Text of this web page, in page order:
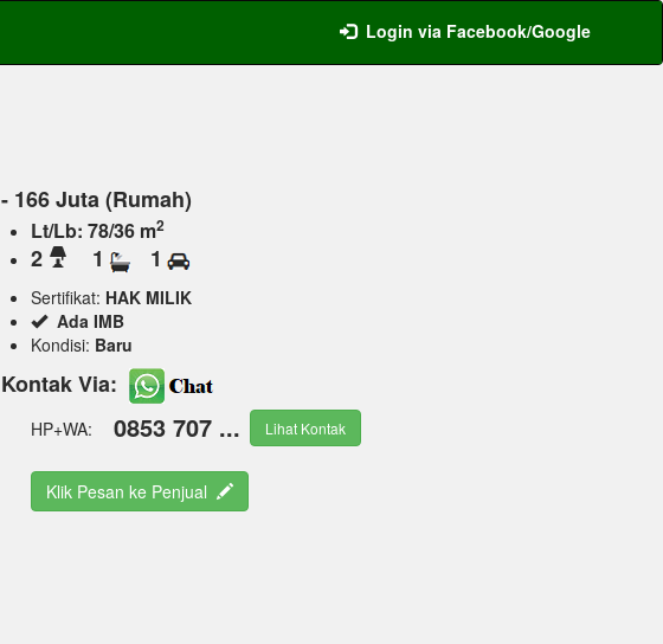
Login via Facebook/Google
- 166 Juta (Rumah)
Lt/Lb: 78/36 m2
2 1 1
Sertifikat: HAK MILIK
Ada IMB
Kondisi: Baru
Kontak Via:
HP+WA: 0853 707 ... Lihat Kontak
Klik Pesan ke Penjual